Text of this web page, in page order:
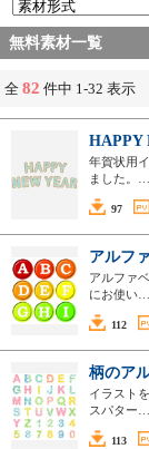
無料素材一覧
全 82 件中 1-32 表示
HAPPY
年賀状用
ました。…
97
アルフ
アルファ
にお使い…
112
柄のア
イラスト
スパター…
113